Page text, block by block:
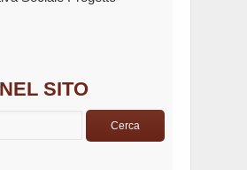
SITO
Cerca